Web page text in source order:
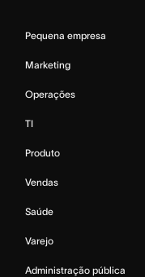
Pequena empresa
Marketing
Operações
TI
Produto
Vendas
Saúde
Varejo
Administração pública